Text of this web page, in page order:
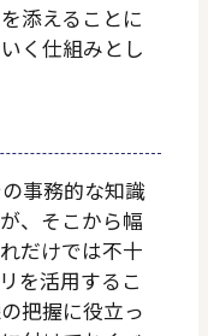
添えることに
く仕組みとし
事務的な知識
、そこから幅
だけでは不十
を活用するこ
把握に役立っ